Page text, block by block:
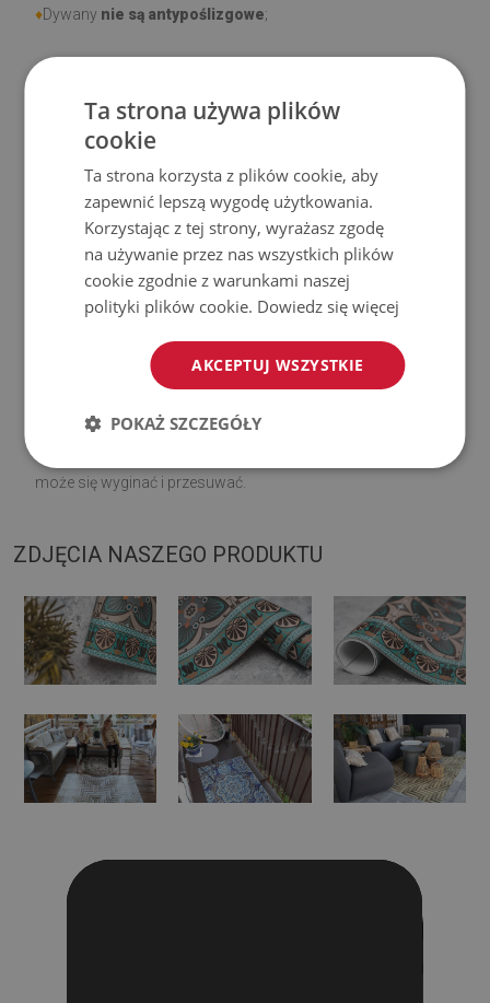
♦Dywany nie są antypoślizgowe;
♦
Prosimy pamiętać, że uszkodzenia powstałe przy
użytkowaniu wynikające z upływu czasu (np. przetarcia) nie
podlegają reklamacjom.
Jak dbać o produkt?
Czyść wilgotną szmatką —nie używaj silnych środków
chemicznych.
Regularnie wietrz dolną warstwę dywanu.
Mata jest przeznaczona do użytku na
może się wyginać i przesuwać.
ZDJĘCIA NASZEGO PRODUKTU
Ta strona używa plików
cookie
Ta strona korzysta z plików cookie, aby
zapewnić lepszą wygodę użytkowania.
Korzystając z tej strony, wyrażasz zgodę
na używanie przez nas wszystkich plików
cookie zgodnie z warunkami naszej
polityki plików cookie. Dowiedz się więcej
AKCEPTUJ WSZYSTKIE
POKAŻ SZCZEGÓŁY